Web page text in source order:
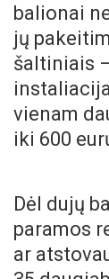
balionai
jų
šaltiniais
vienam
iki 600
Dėl dujų
paramos
ar